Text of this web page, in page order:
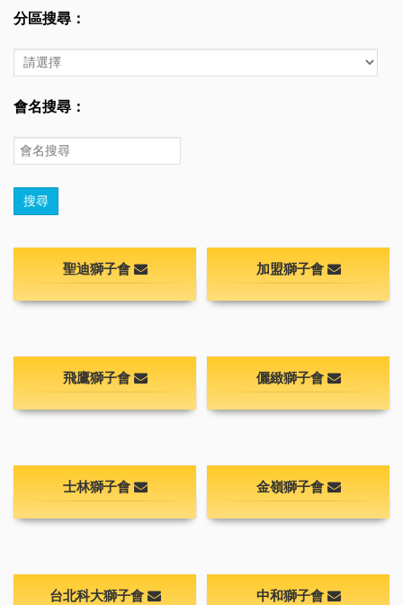
搜
分
搜
尋：
分區搜尋：
分
區
搜
會
搜
尋：
會名搜尋：
會
名
搜
尋搜尋
聖迪獅子會 加盟獅子會
飛鷹獅子會 儷緻獅子會
士林獅子會 金嶺獅子會
台北科大獅子會 中和獅子會